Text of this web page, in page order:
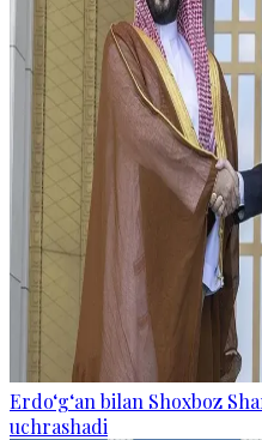
Erdo‘g‘an bilan Shoxboz
uchrashadi